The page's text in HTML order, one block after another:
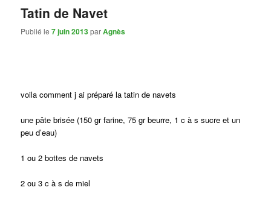
Tatin de Navet
Publié le7 juin 2013parAgnès
voila comment j ai préparé la tatin de navets
une pâte brisée (150 gr farine, 75 gr beurre, 1 c à s sucre et un
peu d’eau)
1 ou 2 bottes de navets
2 ou 3 c à s de miel